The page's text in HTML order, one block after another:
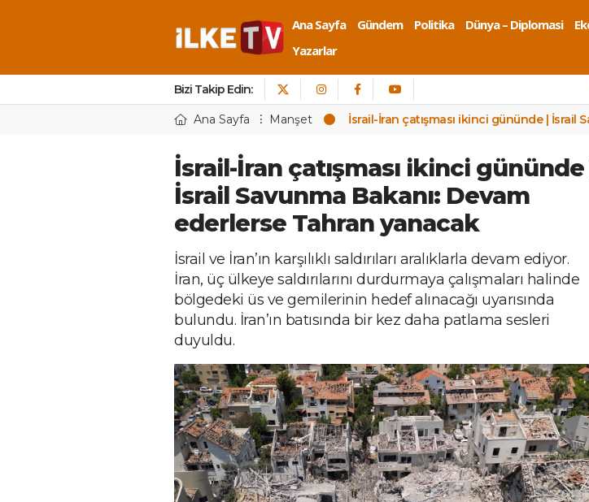
Ana Sayfa Gündem Politika Dünya – Diplomasi
Yazarlar
Bizi Takip Edin:
Ana Sayfa Manşet İsrail-İran çatışması ikinci gününde | İsrail
İsrail-İran çatışması ikinci gününde
İsrail Savunma Bakanı: Devam
ederlerse Tahran yanacak
İsrail ve İran’ın karşılıklı saldırıları aralıklarla devam ediyor.
İran, üç ülkeye saldırılarını durdurmaya çalışmaları halinde
bölgedeki üs ve gemilerinin hedef alınacağı uyarısında
bulundu. İran’ın batısında bir kez daha patlama sesleri
duyuldu.